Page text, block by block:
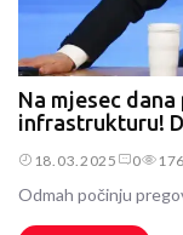
Na mjesec
infrastrukturu!
18.03.2025 0
Odmah počinju